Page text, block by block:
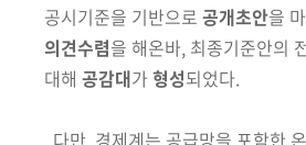
공시기준을 기반으로 공개초안을
의견수렴을 해온바, 최종기준안의
대해 공감대가 형성되었다.
다만, 경제계는 공급망을 포함한